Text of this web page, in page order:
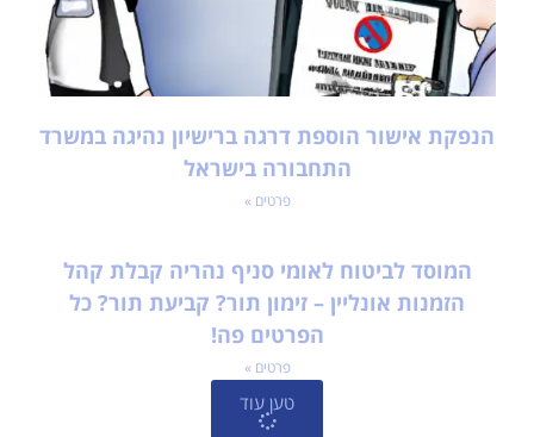
הנפקת אישור הוספת דרגה ברישיון נהיגה במשרד
התחבורה בישראל
פרטים »
המוסד לביטוח לאומי סניף נהריה קבלת קהל
הזמנות אונליין – זימון תור? קביעת תור? כל
הפרטים פה!
פרטים »
טען עוד